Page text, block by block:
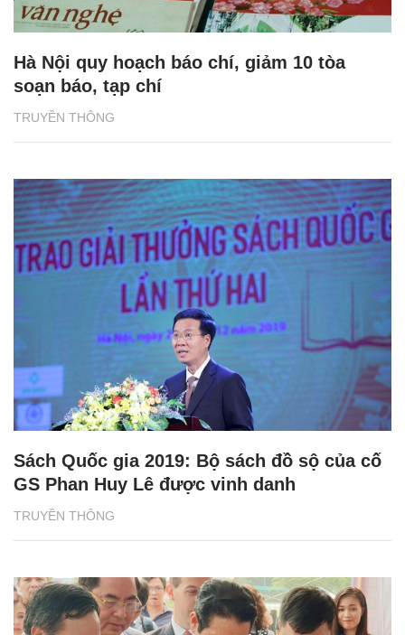
TRUYỀN THÔNG
Hà Nội quy hoạch báo chí, giảm 10 tòa
soạn báo, tạp chí
TRUYỀN THÔNG
Sách Quốc gia 2019: Bộ sách đồ sộ của cố
GS Phan Huy Lê được vinh danh